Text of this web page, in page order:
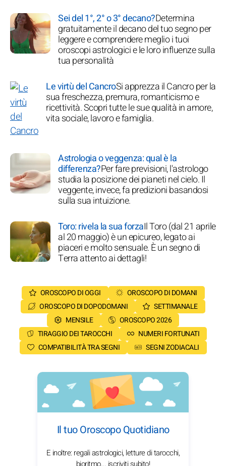
Sei del 1°, 2° o 3° decano?Determina
gratuitamente il decano del tuo segno per
leggere e comprendere meglio i tuoi
oroscopi astrologici e le loro influenze sulla
tua personalità
Le virtù del CancroSi apprezza il Cancro per la
sua freschezza, premura, romanticismo e
ricettività. Scopri tutte le sue qualità in amore,
vita sociale, lavoro e famiglia.
Astrologia o veggenza: qual è la
differenza?Per fare previsioni, l'astrologo
studia la posizione dei pianeti nel cielo. Il
veggente, invece, fa predizioni basandosi
sulla sua intuizione.
Toro: rivela la sua forzaIl Toro (dal 21 aprile
al 20 maggio) è un epicureo, legato ai
piaceri e molto sensuale. È un segno di
Terra attento ai dettagli!
OROSCOPO DI OGGI
OROSCOPO DI DOMANI
OROSCOPO DI DOPODOMANI
SETTIMANALE
MENSILE
OROSCOPO 2026
TIRAGGIO DEI TAROCCHI
NUMERI FORTUNATI
COMPATIBILITÀ TRA SEGNI
SEGNI ZODIACALI
Il tuo Oroscopo Quotidiano
E inoltre: regali astrologici, letture di tarocchi,
bioritmo... iscriviti subito!